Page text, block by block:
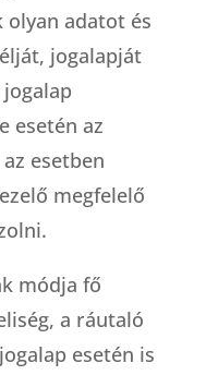
olyan adatot és
jogalapját
esetén az
esetben
megfelelő
módja fő
a ráutaló
esetén is